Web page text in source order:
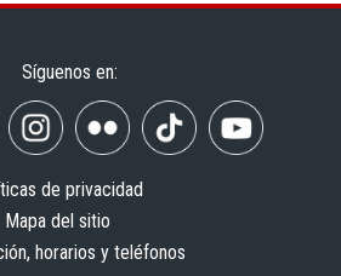
Síguenos en:
de privacidad
Mapa del sitio
horarios y teléfonos